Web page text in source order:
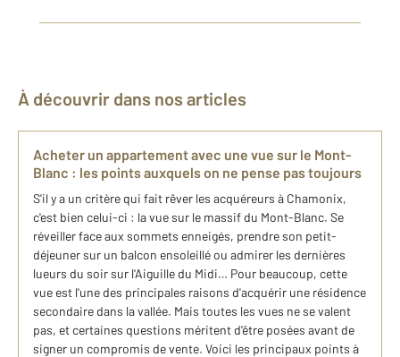
À découvrir dans nos articles
Acheter un appartement avec une vue sur le Mont-
Blanc : les points auxquels on ne pense pas toujours
S'il y a un critère qui fait rêver les acquéreurs à Chamonix,
c'est bien celui-ci : la vue sur le massif du Mont-Blanc. Se
réveiller face aux sommets enneigés, prendre son petit-
déjeuner sur un balcon ensoleillé ou admirer les dernières
lueurs du soir sur l'Aiguille du Midi… Pour beaucoup, cette
vue est l'une des principales raisons d'acquérir une résidence
secondaire dans la vallée. Mais toutes les vues ne se valent
pas, et certaines questions méritent d'être posées avant de
signer un compromis de vente. Voici les principaux points à